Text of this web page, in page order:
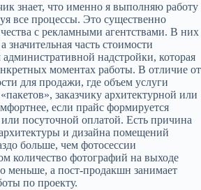
знает, что именно я выполняю работу
все процессы. Это существенно
с рекламными агентствами. В них
часть стоимости
надстройки, которая
моментах работы. В отличие от
для продажи, где объем услуги
заказчику архитектурной или
если прайс формируется
посуточной оплатой. Есть причина
и дизайна помещений
больше, чем фотосессии
количество фотографий на выходе
меньше, а пост-продакшн занимает
по проекту.